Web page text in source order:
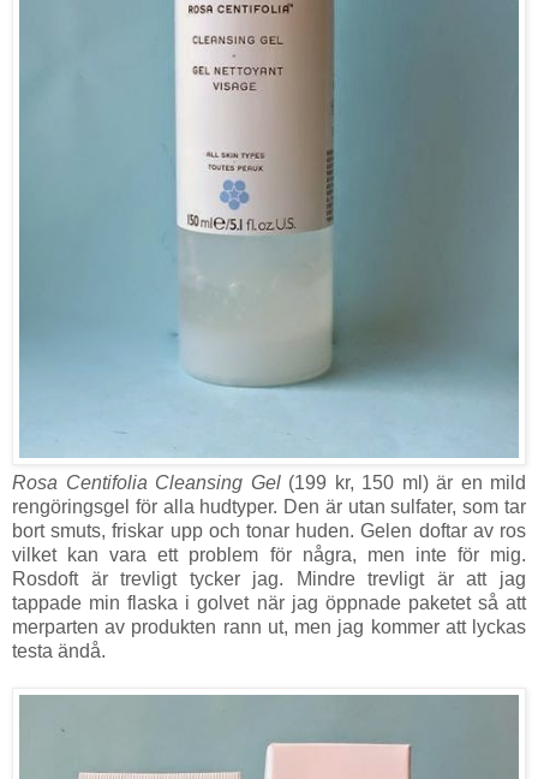
Rosa Centifolia Cleansing Gel (199 kr, 150 ml) är en mild
rengöringsgel för alla hudtyper. Den är utan sulfater, som tar
bort smuts, friskar upp och tonar huden. Gelen doftar av ros
vilket kan vara ett problem för några, men inte för mig.
Rosdoft är trevligt tycker jag. Mindre trevligt är att jag
tappade min flaska i golvet när jag öppnade paketet så att
merparten av produkten rann ut, men jag kommer att lyckas
testa ändå.